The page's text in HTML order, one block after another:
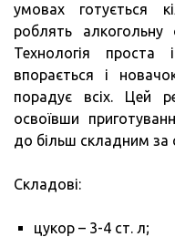
умовах готується
роблять
Технологія
впорається і
порадує всіх. Цей
освоївши
до більш складним за
Складові:
цукор – 3-4 ст. л;